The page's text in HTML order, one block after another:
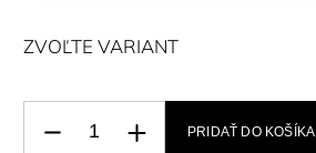
ZVOĽTE VARIANT
PRIDAŤ DO KOŠÍKA